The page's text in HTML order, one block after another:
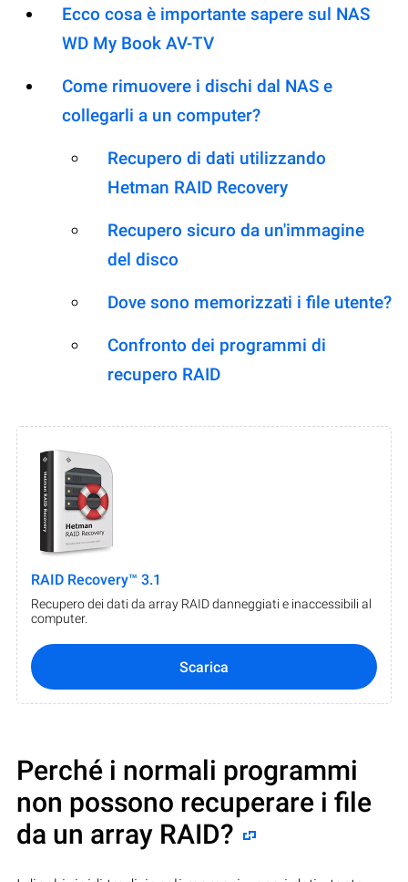
Ecco cosa è importante sapere sul NAS
WD My Book AV-TV
Come rimuovere i dischi dal NAS e
collegarli a un computer?
Recupero di dati utilizzando
Hetman RAID Recovery
Recupero sicuro da un'immagine
del disco
Dove sono memorizzati i file utente?
Confronto dei programmi di
recupero RAID
RAID Recovery™ 3.1
Recupero dei dati da array RAID danneggiati e inaccessibili al
computer.
Scarica
Perché i normali programmi
non possono recuperare i file
da un array RAID?